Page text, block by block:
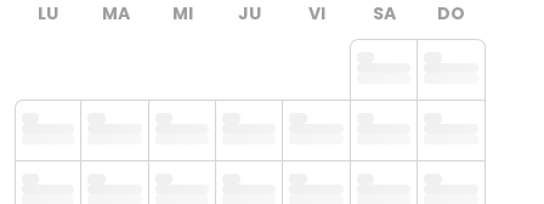
LU MA MI JU VI SA DO